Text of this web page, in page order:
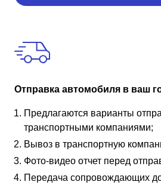
Отправка автомобиля в ваш
Предлагаются варианты
транспортными компаниями;
Вывоз в транспортную
Фото-видео отчет перед
Передача сопровождающих